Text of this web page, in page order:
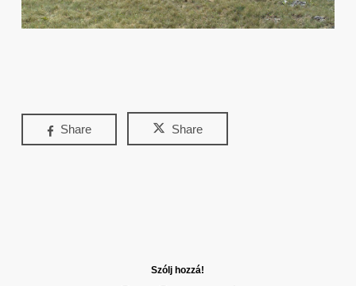
Share Share
Szólj hozzá!